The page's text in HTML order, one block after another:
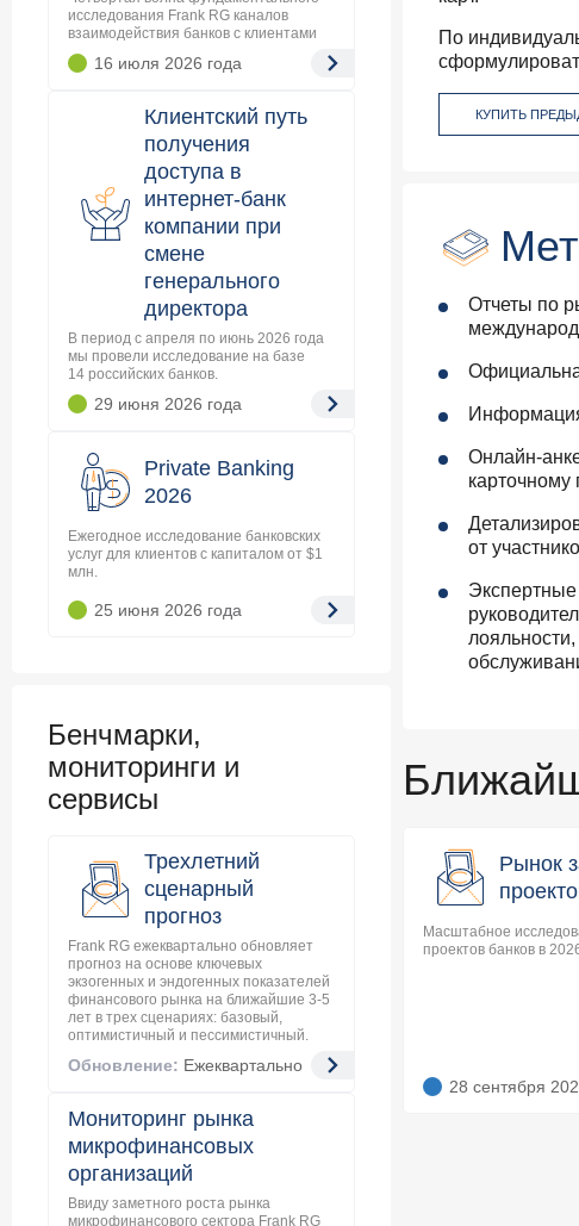
исследования Frank RG каналов
взаимодействия банков с клиентами
16 июля 2026 года
Клиентский путь
получения
доступа в
интернет-банк
компании при
смене
генерального
директора
В период с апреля по июнь 2026 года
мы провели исследование на базе
14 российских банков.
29 июня 2026 года
Private Banking
2026
Ежегодное исследование банковских
услуг для клиентов с капиталом от $1
млн.
25 июня 2026 года
Бенчмарки,
мониторинги и
сервисы
Трехлетний
сценарный
прогноз
Frank RG ежеквартально обновляет
прогноз на основе ключевых
экзогенных и эндогенных показателей
финансового рынка на ближайшие 3-5
лет в трех сценариях: базовый,
оптимистичный и пессимистичный.
Обновление: Ежеквартально
Мониторинг рынка
микрофинансовых
организаций
Ввиду заметного роста рынка
микрофинансового сектора Frank RG
По
КУПИТЬ
Отчеты по
Онлайн-
карточному
от
Рынок
Масштабное
проектов банков в
28 сентября